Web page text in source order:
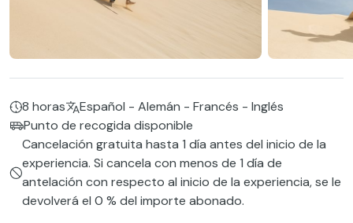
8 horas
Español - Alemán - Francés - Inglés
Punto de recogida disponible
Cancelación gratuita hasta 1 día antes del inicio de la
experiencia. Si cancela con menos de 1 día de
antelación con respecto al inicio de la experiencia, se le
devolverá el 0 % del importe abonado.